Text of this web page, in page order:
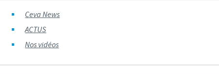
Ceva News
ACTUS
Nos vidéos